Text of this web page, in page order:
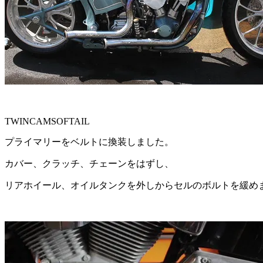
TWINCAMSOFTAIL
プライマリーをベルトに換装しました。
カバー、クラッチ、チェーンをはずし、
リアホイール、オイルタンクを外しからセルのボルトを緩め